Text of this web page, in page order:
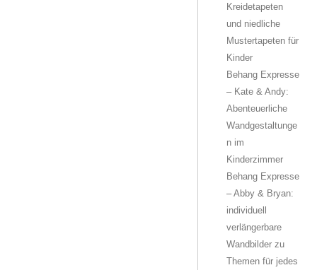
Kreidetapeten
und niedliche
Mustertapeten für
Kinder
Behang Expresse
– Kate & Andy:
Abenteuerliche
Wandgestaltunge
n im
Kinderzimmer
Behang Expresse
– Abby & Bryan:
individuell
verlängerbare
Wandbilder zu
Themen für jedes